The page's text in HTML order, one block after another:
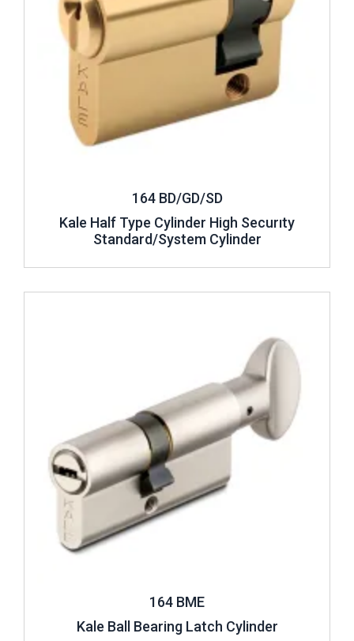
164 BD/GD/SD
Kale Half Type Cylinder High Securıty
Standard/System Cylinder
164 BME
Kale Ball Bearing Latch Cylinder